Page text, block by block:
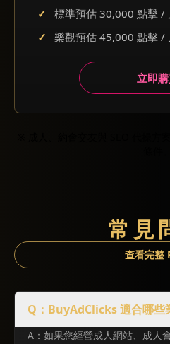
標準預估 30,000 點擊 /
樂觀預估 45,000 點擊 /
立即
常見
查看完整
Q：BuyAdClicks 適合哪些
A：如果您經營成人網站、成人